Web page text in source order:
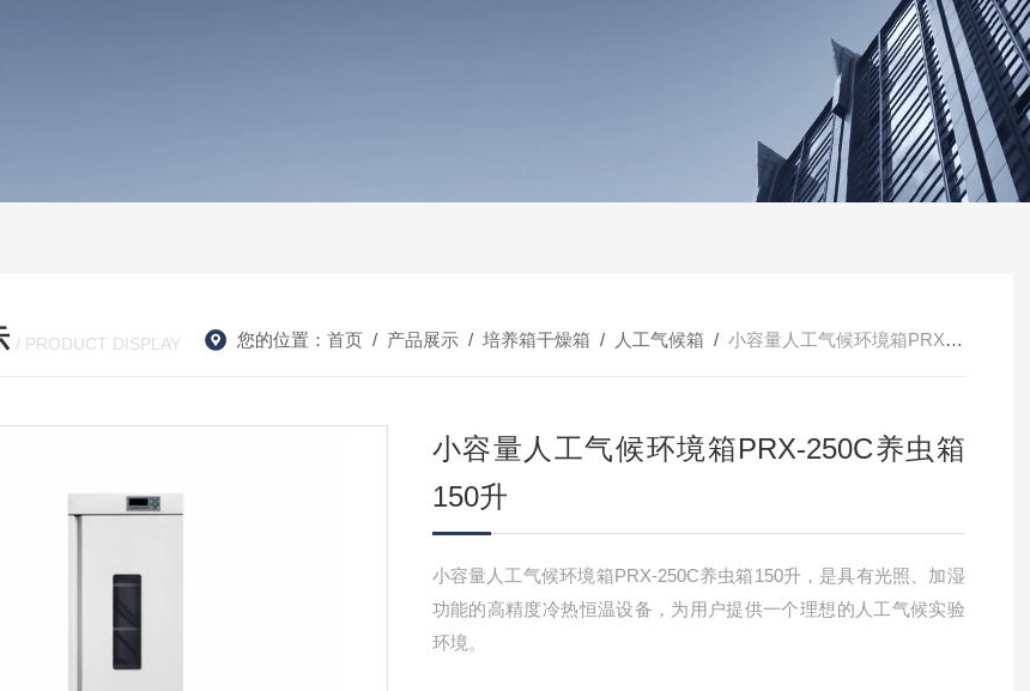
/ PRODUCT DISPLAY 您的位置： 首页/ 产品展示/ 培养箱干燥箱 / 人工气候箱 / 小容量人工气候环境箱PRX-250C养虫箱150升
小容量人工气候环境箱PRX-250C养虫箱
150升
小容量人工气候环境箱PRX-250C养虫箱150升，是具有光照、加湿
功能的高精度冷热恒温设备，为用户提供一个理想的人工气候实验
环境。